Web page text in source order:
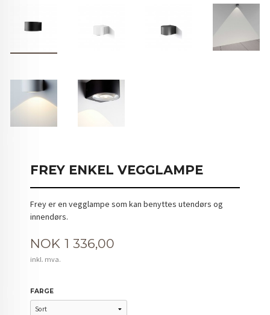
FREY ENKEL VEGGLAMPE
Frey er en vegglampe som kan benyttes utendørs og
innendørs.
Pris
NOK 1 336,00
inkl. mva.
FARGE